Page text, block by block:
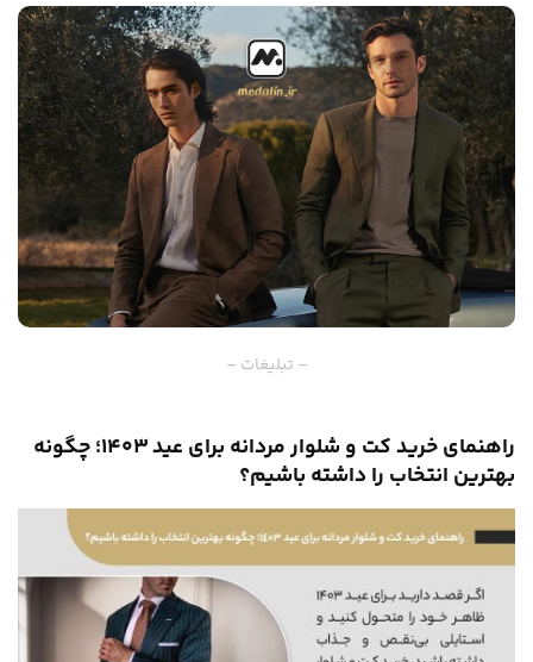
– تبلیغات –
راهنمای خرید کت و شلوار مردانه برای عید ۱۴۰۳؛ چگونه
بهترین انتخاب را داشته باشیم؟